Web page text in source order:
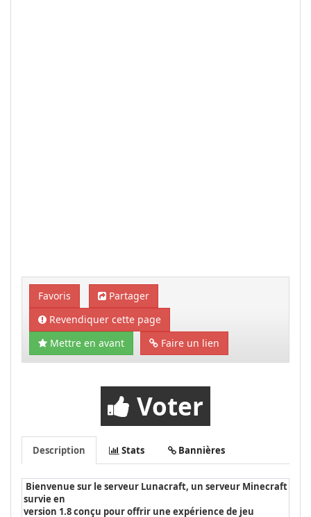
Favoris
Partager
Revendiquer cette page
Mettre en avant
Faire un lien
Voter
Description Stats Bannières
Bienvenue sur le serveur Lunacraft, un serveur Minecraft
survie en
version 1.8 conçu pour offrir une expérience de jeu